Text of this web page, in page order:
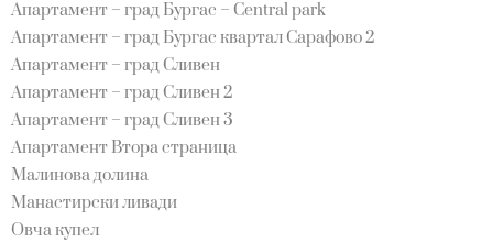
Апартамент – град Бургас – Central park
Апартамент – град Бургас квартал Сарафово 2
Апартамент – град Сливен
Апартамент – град Сливен 2
Апартамент – град Сливен 3
Апартамент Втора страница
Малинова долина
Манастирски ливади
Овча купел